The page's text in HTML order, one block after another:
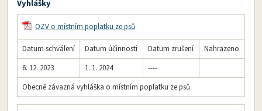
Vyhlášky
OZV o místním poplatku ze psů
Datum schválení Datum účinnosti Datum zrušení
Nahrazeno
6. 12. 2023
1. 1. 2024
----
Obecně závazná vyhláška o místním poplatku ze psů.